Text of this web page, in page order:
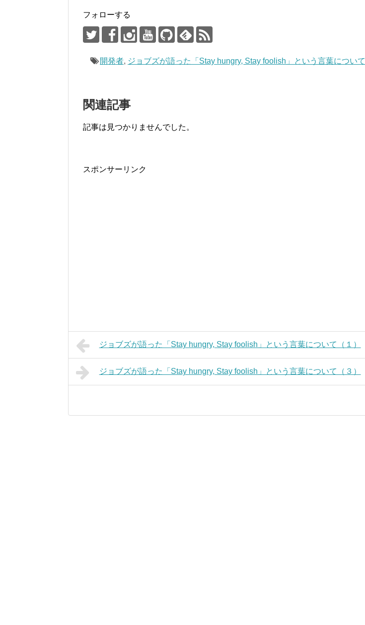
フォローする
開発者, ジョブズが語った「Stay hungry, Stay foolish」という言葉について
関連記事
記事は見つかりませんでした。
スポンサーリンク
ジョブズが語った「Stay hungry, Stay foolish」という言葉について（１）
ジョブズが語った「Stay hungry, Stay foolish」という言葉について（３）